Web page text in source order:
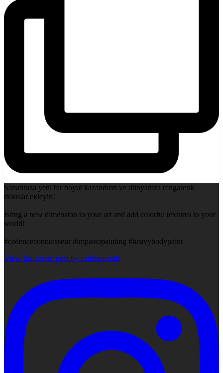
Sanatınıza yeni bir boyut kazandırın ve dünyanıza rengarenk
dokular ekleyin!
Bring a new dimension to your art and add colorful textures to your
world!
#cadenceconnoisseur #impastopainting #heavybodypaint
View Instagram post by cadencecraft